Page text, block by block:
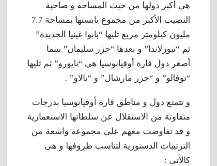
هى أكبر دولها من حيث المساحة و صاحبة
النصيب الأكبر من مجموع يابستها بمساحة 7.7
مليون كيلومتر مربع تليها “بابوا غينيا الجديدة”
ثم “نيوزلاندا” و بعدها “جزر سليمان” بينما
أصغر دول قارة أوقيانوسيا هي “نايورو” ثم تليها
“توفالو” و “جزر مارشال” و “بالاو” .
و تتمتع دول و مناطق قارة أوقيانوسيا بدرجات
متفاوتة من الاستقلال عن سلطاتها الاستعمارية
و قد تفاوضت معهم على مجموعة واسعة من
الترتيبات الدستورية لتناسب ظروفها و هى
كالأتى :